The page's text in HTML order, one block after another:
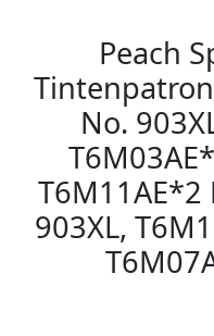
Peach
No.
T6M11AE*2
903XL,